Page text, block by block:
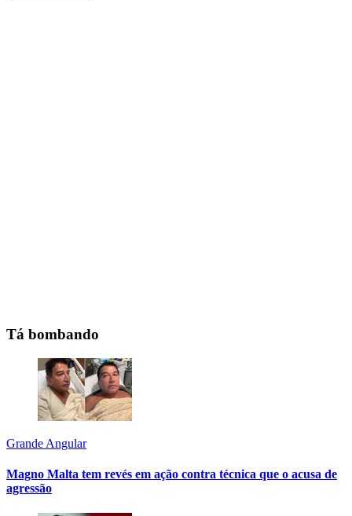
Tá bombando
Grande Angular
Magno Malta tem revés em ação contra técnica que o acusa de
agressão